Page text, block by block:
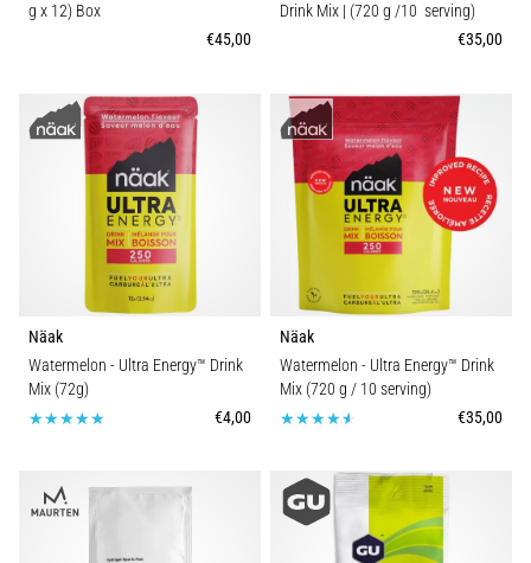
g x 12) Box
€45,00
Drink Mix | (720 g /10 serving)
€35,00
Näak
Watermelon - Ultra Energy™ Drink
Mix (72g)
€4,00
Näak
Watermelon - Ultra Energy™ Drink
Mix (720 g / 10 serving)
€35,00